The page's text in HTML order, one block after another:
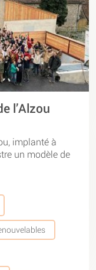
l’Alzou
implanté à
un modèle de